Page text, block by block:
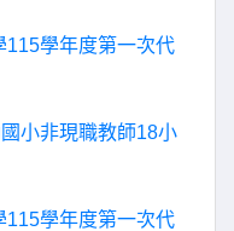
115學年度第一次代
小非現職教師18小
115學年度第一次代